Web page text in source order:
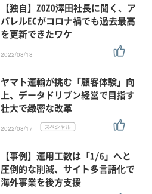
【独自】ZOZO澤田社長に聞く、ア
パレルECがコロナ禍でも過去最高
を更新できたワケ
2022/08/18
ヤマト運輸が挑む「顧客体験」向
上、データドリブン経営で目指す
壮大で緻密な改革
2022/08/17
【事例】運用工数は「1/6」へと
圧倒的な削減、サイト多言語化で
海外事業を後方支援